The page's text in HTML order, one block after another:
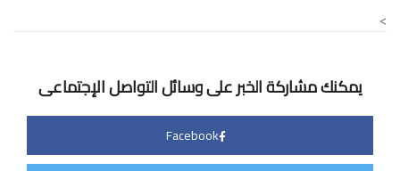
>
يمكنك مشاركة الخبر على وسائل التواصل الإجتماعى
Facebook